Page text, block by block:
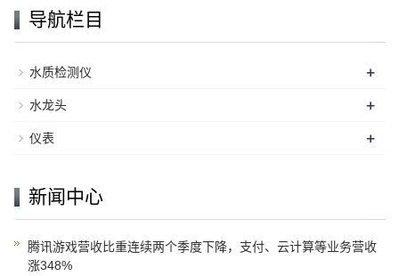
导航栏目
水质检测仪 +
水龙头 +
仪表 +
新闻中心
腾讯游戏营收比重连续两个季度下降，支付、云计算等业务营收
涨348%